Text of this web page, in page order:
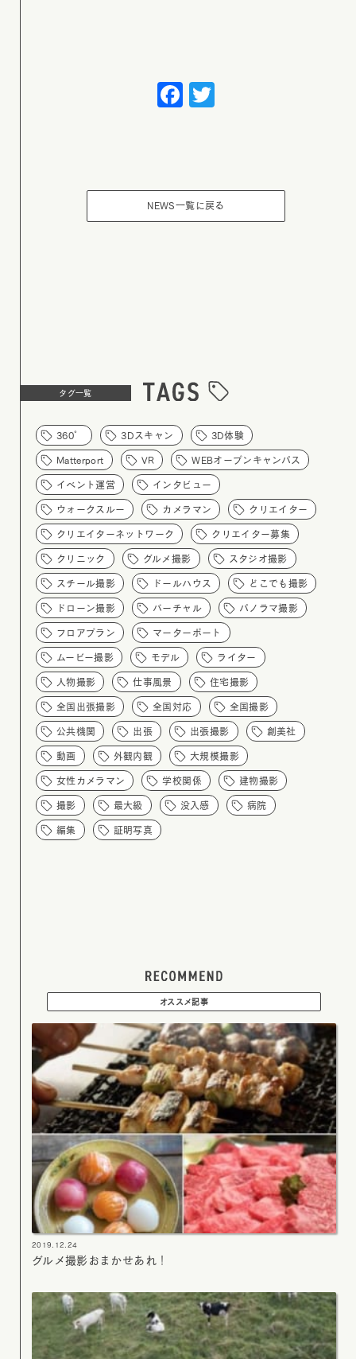
Facebook
NEWS一覧に戻る
タグ一覧
360° 3Dスキャン 3D体験
Matterport VR WEBオープンキャンパス
イベント運営 インタビュー
ウォークスルー カメラマン クリエイター
クリエイターネットワーク クリエイター募集
クリニック グルメ撮影 スタジオ撮影
スチール撮影 ドールハウス どこでも撮影
ドローン撮影 バーチャル パノラマ撮影
フロアプラン マーターポート
ムービー撮影 モデル ライター
人物撮影 仕事風景 住宅撮影
全国出張撮影 全国対応 全国撮影
公共機関 出張 出張撮影 創美社
動画 外観内観 大規模撮影
女性カメラマン 学校関係 建物撮影
撮影 最大級 没入感 病院
編集 証明写真
オススメ記事
2019.12.24
グルメ撮影おまかせあれ！